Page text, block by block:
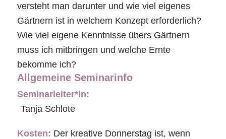
versteht man darunter und wie viel eigenes
Gärtnern ist in welchem Konzept erforderlich?
Wie viel eigene Kenntnisse übers Gärtnern
muss ich mitbringen und welche Ernte
bekomme ich?
Allgemeine Seminarinfo
Seminarleiter*in:
Tanja Schlote
Kosten: Der kreative Donnerstag ist, wenn